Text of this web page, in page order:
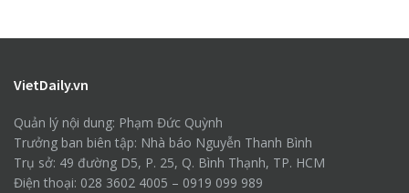
VietDaily.vn
Quản lý nội dung: Phạm Đức Quỳnh
Trưởng ban biên tập: Nhà báo Nguyễn Thanh Bình
Trụ sở: 49 đường D5, P. 25, Q. Bình Thạnh, TP. HCM
Điện thoại: 028 3602 4005 – 0919 099 989